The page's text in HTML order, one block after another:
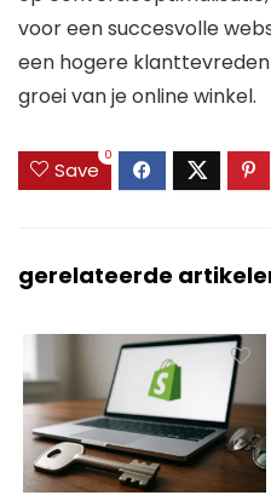
voor een succesvolle
een hogere
groei van je online winkel.
Save
0
gerelateerde